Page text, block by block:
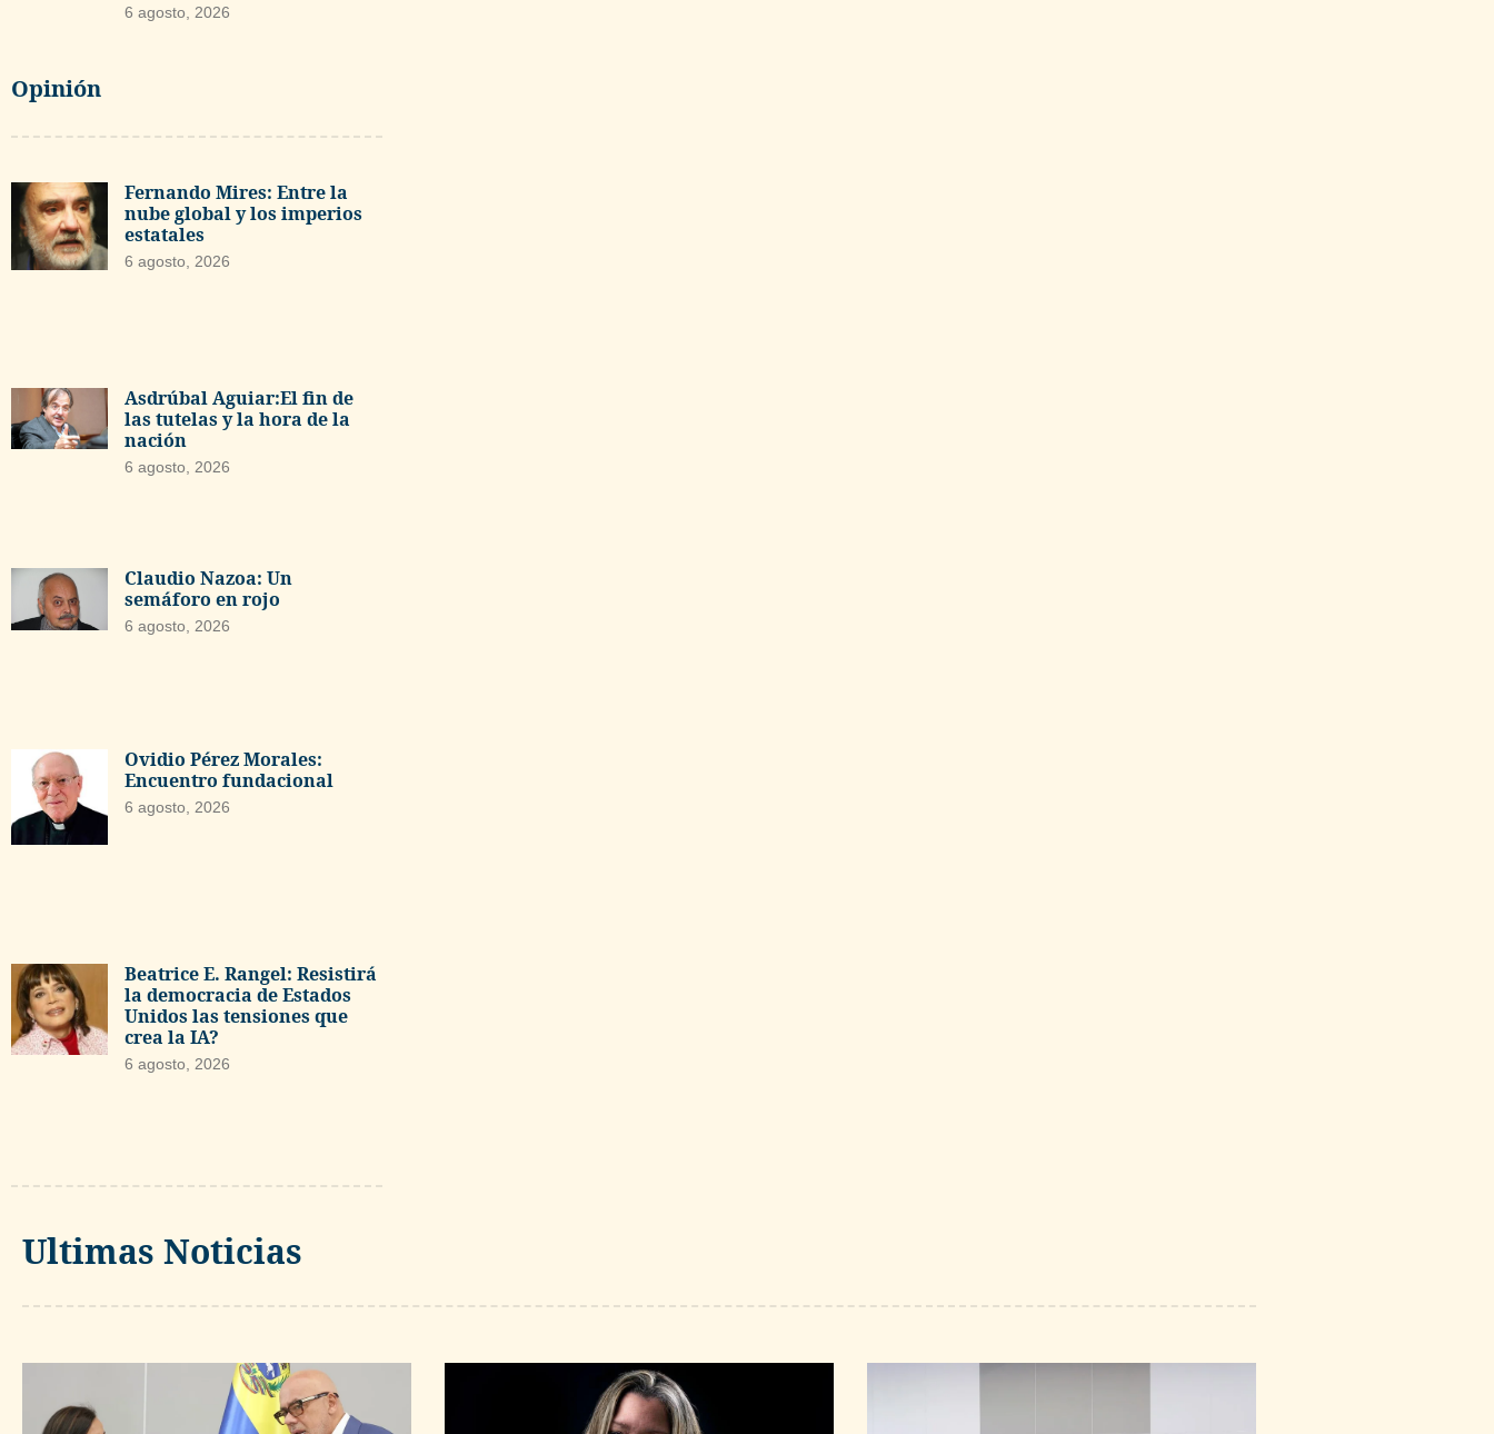
6 agosto, 2026
Opinión
Fernando Mires: Entre la
nube global y los imperios
estatales
6 agosto, 2026
Asdrúbal Aguiar:El fin de
las tutelas y la hora de la
nación
6 agosto, 2026
Claudio Nazoa: Un
semáforo en rojo
6 agosto, 2026
Ovidio Pérez Morales:
Encuentro fundacional
6 agosto, 2026
Beatrice E. Rangel: Resistirá
la democracia de Estados
Unidos las tensiones que
crea la IA?
6 agosto, 2026
Ultimas Noticias